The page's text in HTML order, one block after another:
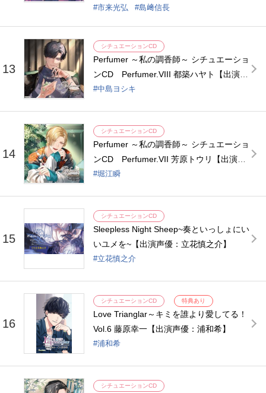
市来光弘 島﨑信長
13
シチュエーションCD
Perfumer ～私の調香師～ シチュエーショ
ンCD Perfumer.VIII 都築ハヤト【出演声
優：中島ヨシキ】
中島ヨシキ
14
シチュエーションCD
Perfumer ～私の調香師～ シチュエーショ
ンCD Perfumer.VII 芳原トウリ【出演声
優：堀江瞬】
堀江瞬
15
シチュエーションCD
Sleepless Night Sheep~奏といっしょにい
いユメを~【出演声優：立花慎之介】
立花慎之介
16
シチュエーションCD 特典あり
Love Trianglar～キミを誰より愛してる！
Vol.6 藤原幸一【出演声優：浦和希】
浦和希
シチュエーションCD